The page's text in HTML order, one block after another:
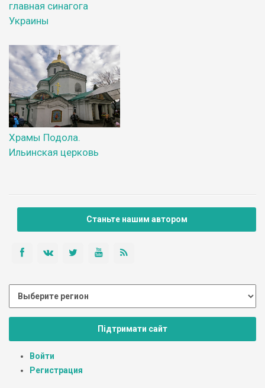
главная синагога
Украины
Храмы Подола.
Ильинская церковь
Станьте нашим автором
Підтримати сайт
Войти
Регистрация